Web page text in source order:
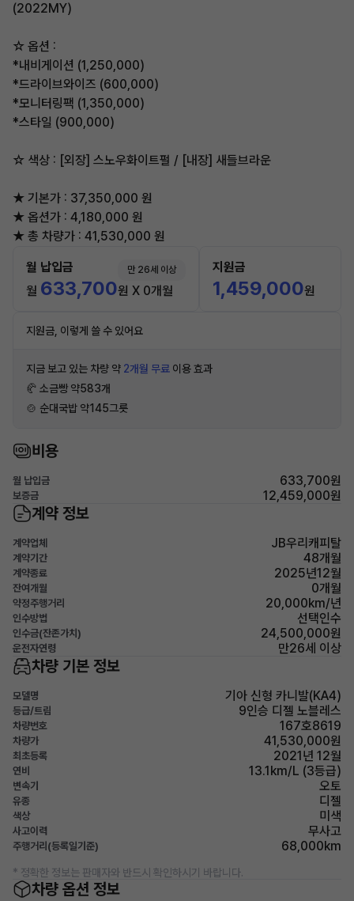
(2022MY)
☆ 옵션 :
*내비게이션 (1,250,000)
*드라이브와이즈 (600,000)
*모니터링팩 (1,350,000)
*스타일 (900,000)
☆ 색상 : [외장] 스노우화이트펄 / [내장] 새들브라운
★ 기본가 : 37,350,000 원
★ 옵션가 : 4,180,000 원
★ 총 차량가 : 41,530,000 원
월 납입금 만 26세 이상
월 633,700원 X 0개월
지원금
1,459,000원
지원금, 이렇게 쓸 수 있어요
지금 보고 있는 차량 약 2개월 무료 이용 효과
🥐 소금빵 약583개
🍲 순대국밥 약145그릇
비용
월 납입금 633,700원
보증금 12,459,000원
계약 정보
계약업체 JB우리캐피탈
계약기간 48개월
계약종료 2025년12월
잔여개월 0개월
약정주행거리 20,000km/년
인수방법 선택인수
인수금(잔존가치) 24,500,000원
운전자연령 만26세 이상
차량 기본 정보
모델명 기아 신형 카니발(KA4)
등급/트림 9인승 디젤 노블레스
차량번호 167호8619
차량가 41,530,000원
최초등록 2021년 12월
연비 13.1km/L (3등급)
변속기 오토
유종 디젤
색상 미색
사고이력 무사고
주행거리(등록일기준) 68,000km
* 정확한 정보는 판매자와 반드시 확인하시기 바랍니다.
차량 옵션 정보